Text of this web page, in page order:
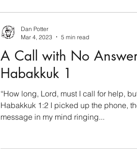
A Call with No
Habakkuk 1
“How long, Lord, must I call for help,
Habakkuk 1:2 I picked up the phone,
message in my mind ringing...
Dan Potter
Mar 4, 2023
5 min read